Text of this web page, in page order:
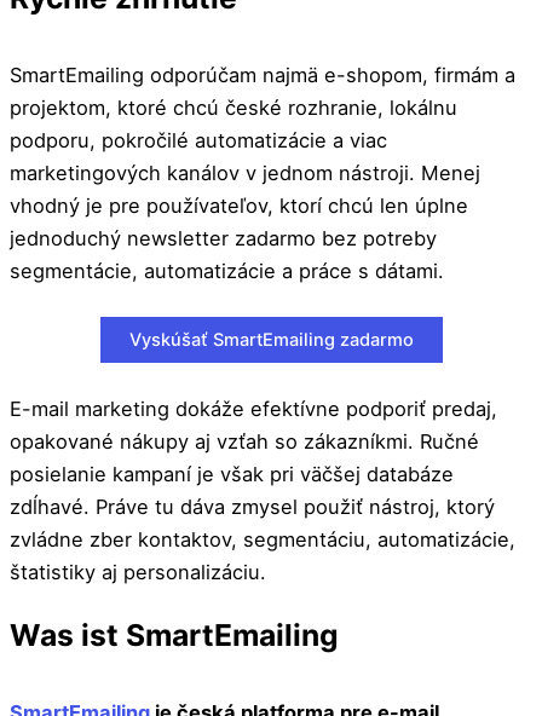
SmartEmailing odporúčam najmä e-shopom, firmám a
projektom, ktoré chcú české rozhranie, lokálnu
podporu, pokročilé automatizácie a viac
marketingových kanálov v jednom nástroji. Menej
vhodný je pre používateľov, ktorí chcú len úplne
jednoduchý newsletter zadarmo bez potreby
segmentácie, automatizácie a práce s dátami.
Vyskúšať SmartEmailing zadarmo
E-mail marketing dokáže efektívne podporiť predaj,
opakované nákupy aj vzťah so zákazníkmi. Ručné
posielanie kampaní je však pri väčšej databáze
zdĺhavé. Práve tu dáva zmysel použiť nástroj, ktorý
zvládne zber kontaktov, segmentáciu, automatizácie,
štatistiky aj personalizáciu.
Was ist SmartEmailing